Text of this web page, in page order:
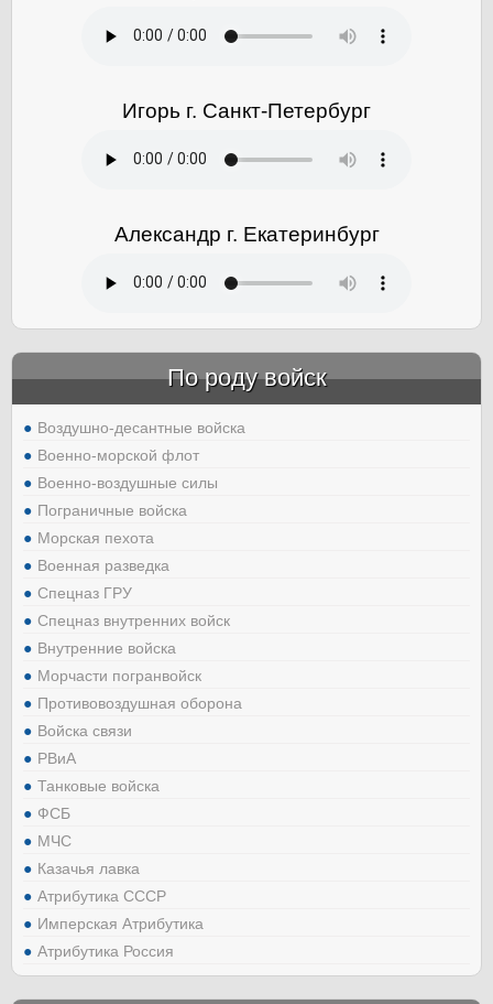
Игорь г. Санкт-Петербург
Александр г. Екатеринбург
По роду войск
Воздушно-десантные войска
Военно-морской флот
Военно-воздушные силы
Пограничные войска
Морская пехота
Военная разведка
Спецназ ГРУ
Спецназ внутренних войск
Внутренние войска
Морчасти погранвойск
Противовоздушная оборона
Войска связи
РВиА
Танковые войска
ФСБ
МЧС
Казачья лавка
Атрибутика СССР
Имперская Атрибутика
Атрибутика Россия